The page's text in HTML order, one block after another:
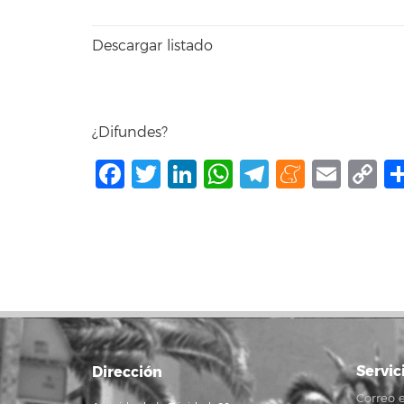
Descargar listado
¿Difundes?
Facebook
Twitter
LinkedIn
WhatsApp
Telegram
Dirección
Correo